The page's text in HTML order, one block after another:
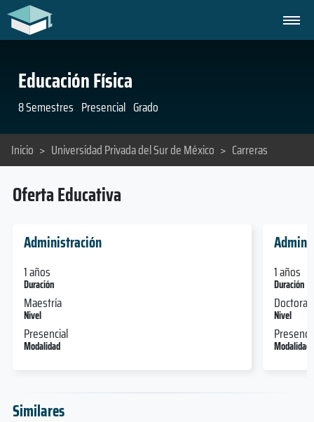
Educación Física
8 Semestres Presencial Grado
Inicio > Universidad Privada del Sur de México > Carreras
Oferta Educativa
Administración
1 años
Duración
Maestría
Nivel
Presencial
Modalidad
1 años
Duración
Nivel
Modalidad
Similares